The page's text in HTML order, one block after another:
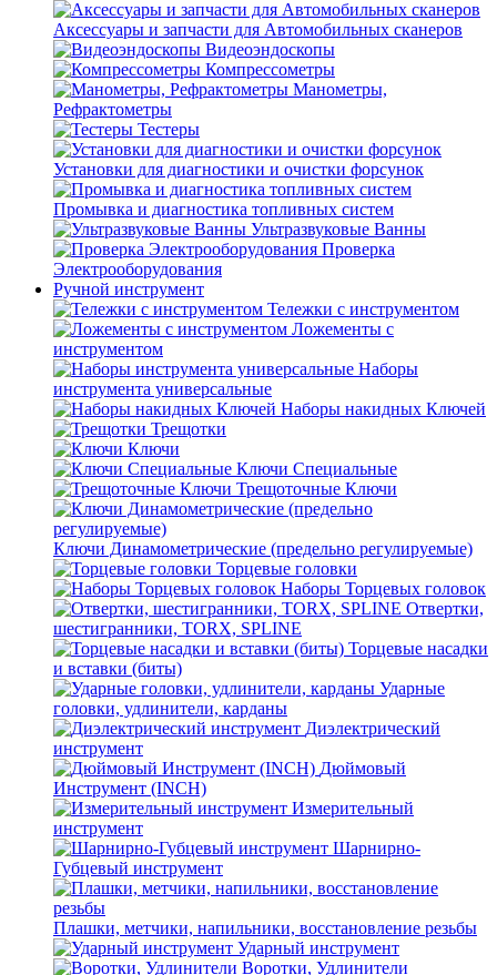
Аксессуары и запчасти для Автомобильных сканеров
Видеоэндоскопы
Компрессометры
Манометры,
Рефрактометры
Тестеры
Установки для диагностики и очистки форсунок
Промывка и диагностика топливных систем
Ультразвуковые Ванны
Проверка
Электрооборудования
Ручной инструмент
Тележки с инструментом
Ложементы с
инструментом
Наборы
инструмента универсальные
Наборы накидных Ключей
Трещотки
Ключи
Ключи Специальные
Трещоточные Ключи
Ключи Динамометрические (предельно регулируемые)
Торцевые головки
Наборы Торцевых головок
Отвертки,
шестигранники, TORX, SPLINE
Торцевые насадки
и вставки (биты)
Ударные
головки, удлинители, карданы
Диэлектрический
инструмент
Дюймовый
Инструмент (INCH)
Измерительный
инструмент
Шарнирно-
Губцевый инструмент
Плашки, метчики, напильники, восстановление резьбы
Ударный инструмент
Воротки, Удлинители